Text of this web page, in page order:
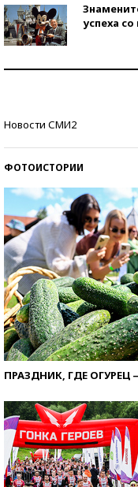
успеха
Новости СМИ2
ФОТОИСТОРИИ
ПРАЗДНИК, ГДЕ